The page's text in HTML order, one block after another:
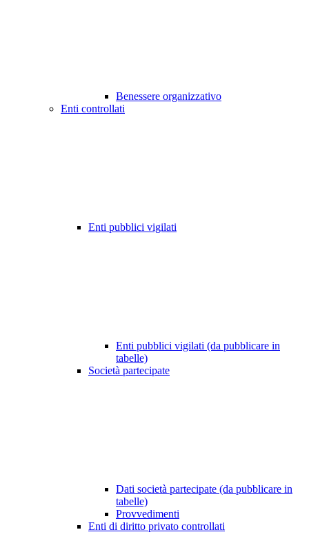
Benessere organizzativo
Enti controllati
Enti pubblici vigilati
Enti pubblici vigilati (da pubblicare in
tabelle)
Società partecipate
Dati società partecipate (da pubblicare in
tabelle)
Provvedimenti
Enti di diritto privato controllati